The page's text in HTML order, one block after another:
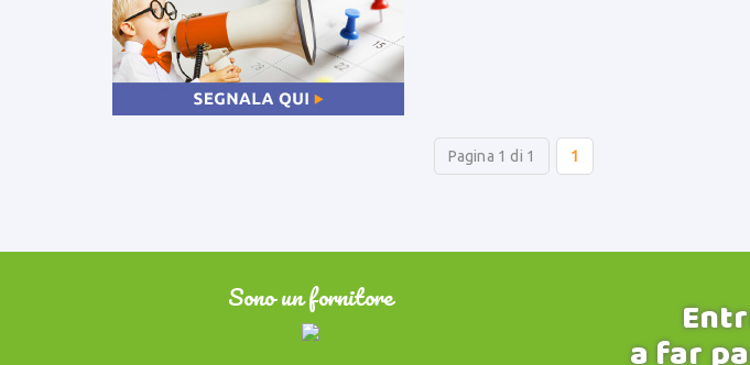
Pagina 1 di 1 1
Sono un fornitore